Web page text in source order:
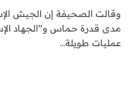
وقالت الصحيفة إن الجيش
مدى قدرة حماس و”الجهاد
عمليات طويلة…